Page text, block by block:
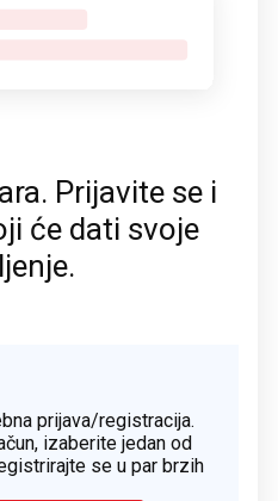
Prijavite se i
će dati svoje
prijava/registracija.
izaberite jedan od
se u par brzih